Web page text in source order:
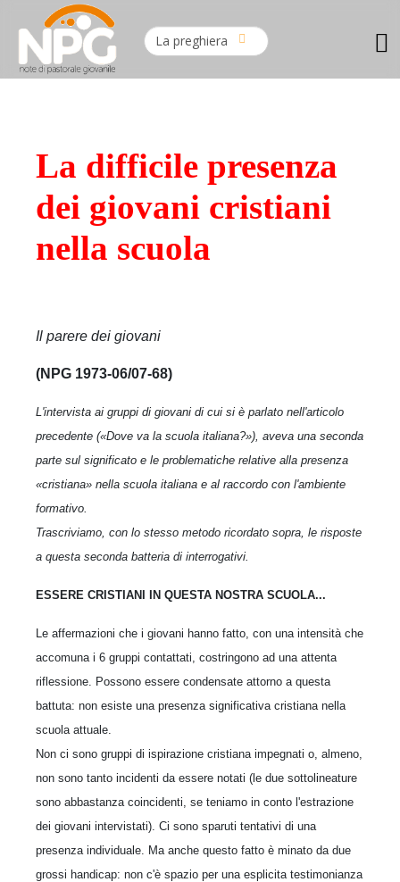
La difficile presenza
dei giovani cristiani
nella scuola
Il parere dei giovani
(NPG 1973-06/07-68)
L'intervista ai gruppi di giovani di cui si è parlato nell'articolo
precedente («Dove va la scuola italiana?»), aveva una seconda
parte sul significato e le problematiche relative alla presenza
«cristiana» nella scuola italiana e al raccordo con l'ambiente
formativo.
Trascriviamo, con lo stesso metodo ricordato sopra, le risposte
a questa seconda batteria di interrogativi.
ESSERE CRISTIANI IN QUESTA NOSTRA SCUOLA...
Le affermazioni che i giovani hanno fatto, con una intensità che
accomuna i 6 gruppi contattati, costringono ad una attenta
riflessione. Possono essere condensate attorno a questa
battuta: non esiste una presenza significativa cristiana nella
scuola attuale.
Non ci sono gruppi di ispirazione cristiana impegnati o, almeno,
non sono tanto incidenti da essere notati (le due sottolineature
sono abbastanza coincidenti, se teniamo in conto l'estrazione
dei giovani intervistati). Ci sono sparuti tentativi di una
presenza individuale. Ma anche questo fatto è minato da due
grossi handicap: non c'è spazio per una esplicita testimonianza